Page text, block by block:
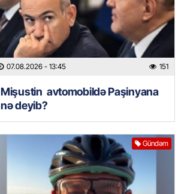
07.08.2026 - 13:45 151
Mişustin avtomobildə Paşinyana
nə deyib?
Gündəm